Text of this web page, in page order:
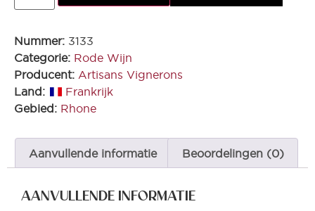
Nummer: 3133
Categorie: Rode Wijn
Producent: Artisans Vignerons
Land:
Frankrijk
Gebied: Rhone
Aanvullende informatie Beoordelingen (0)
AANVULLENDE INFORMATIE